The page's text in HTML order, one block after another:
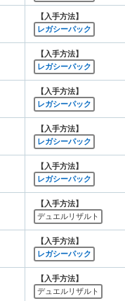
【入手方法】
レガシーパック
【入手方法】
レガシーパック
【入手方法】
レガシーパック
【入手方法】
レガシーパック
【入手方法】
レガシーパック
【入手方法】
デュエルリザルト
【入手方法】
レガシーパック
【入手方法】
デュエルリザルト